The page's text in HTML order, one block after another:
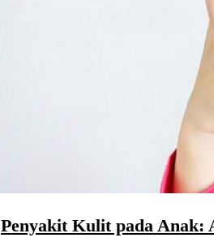
Penyakit Kulit pada Anak: